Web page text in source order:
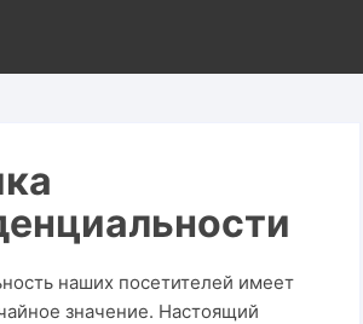
наших посетителей имеет
значение. Настоящий